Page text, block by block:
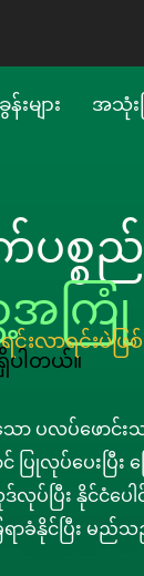
များ အသုံး
စ္စည်
ကြုံ
းရင်းလာရင်း
ပါတယ်။
ပလပ်ဖောင်း
လုပ်ပေးပြီး ပ
ြီး နိုင်ငံပေါင်
ေရာခံနိုင်ပြီး